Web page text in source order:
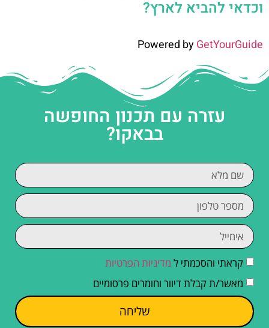
וכדאי להביא לארץ?
Powered byGetYourGuide
עזרה עם תכנון החופשה
בבאקו?
קראתי והסכמתי ל מדיניות הפרטיות
מאשר/ת קבלת דיוור וחומרים פרסומיים
שליחה